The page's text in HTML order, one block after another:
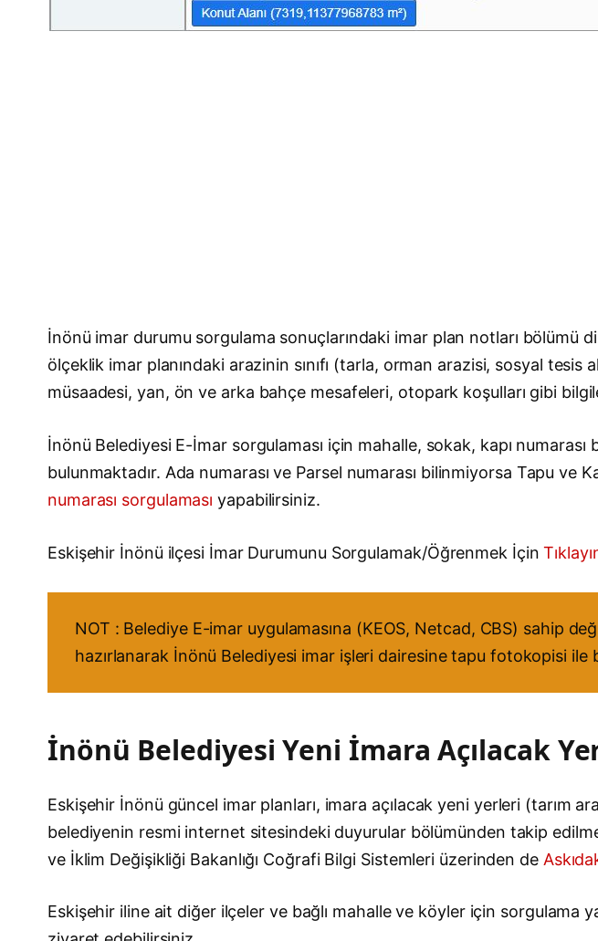
İnönü imar durumu sorgulama sonuçlarındaki imar plan notları bölümü
ölçeklik imar planındaki arazinin sınıfı (tarla, orman arazisi, sosyal tesis
müsaadesi, yan, ön ve arka bahçe mesafeleri, otopark koşulları gibi
İnönü Belediyesi E-İmar sorgulaması için mahalle, sokak, kapı
bulunmaktadır. Ada numarası ve Parsel numarası bilinmiyorsa Tapu ve
numarası sorgulaması yapabilirsiniz.
Eskişehir İnönü ilçesi İmar Durumunu Sorgulamak/Öğrenmek İçin
NOT : Belediye E-imar uygulamasına (KEOS, Netcad, CBS) sahip
hazırlanarak İnönü Belediyesi imar işleri dairesine tapu fotokopisi ile
İnönü Belediyesi Yeni İmara Açılacak
Eskişehir İnönü güncel imar planları, imara açılacak yeni yerleri (tarım
belediyenin resmi internet sitesindeki duyurular bölümünden takip
ve İklim Değişikliği Bakanlığı Coğrafi Bilgi Sistemleri üzerinden de
Eskişehir iline ait diğer ilçeler ve bağlı mahalle ve köyler için sorgulama